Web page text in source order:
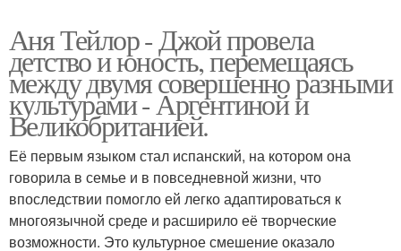
Аня Тейлор - Джой провела
детство и юность, перемещаясь
между двумя совершенно разными
культурами - Аргентиной и
Великобританией.
Её первым языком стал испанский, на котором она
говорила в семье и в повседневной жизни, что
впоследствии помогло ей легко адаптироваться к
многоязычной среде и расширило её творческие
возможности. Это культурное смешение оказало